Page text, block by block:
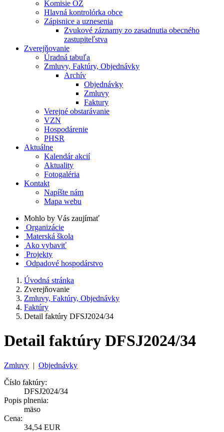
Komisie OZ
Hlavná kontrolórka obce
Zápisnice a uznesenia
Zvukové záznamy zo zasadnutia obecného
zastupiteľstva
Zverejňovanie
Úradná tabuľa
Zmluvy, Faktúry, Objednávky
Archív
Objednávky
Zmluvy
Faktury
Verejné obstarávanie
VZN
Hospodárenie
PHSR
Aktuálne
Kalendár akcií
Aktuality
Fotogaléria
Kontakt
Napíšte nám
Mapa webu
Mohlo by Vás zaujímať
Organizácie
Materská škola
Ako vybaviť
Projekty
Odpadové hospodárstvo
Úvodná stránka
Zverejňovanie
Zmluvy, Faktúry, Objednávky
Faktúry
Detail faktúry DFSJ2024/34
Detail faktúry DFSJ2024/34
Zmluvy | Objednávky
Číslo faktúry:
DFSJ2024/34
Popis plnenia:
mäso
Cena:
34,54 EUR